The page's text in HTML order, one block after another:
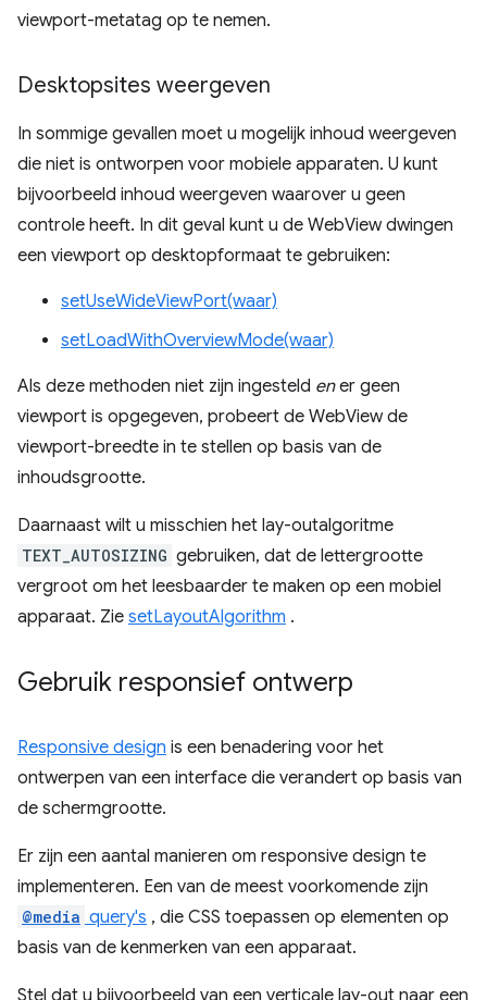
viewport-metatag op te nemen.
Desktopsites weergeven
In sommige gevallen moet u mogelijk inhoud weergeven
die niet is ontworpen voor mobiele apparaten. U kunt
bijvoorbeeld inhoud weergeven waarover u geen
controle heeft. In dit geval kunt u de WebView dwingen
een viewport op desktopformaat te gebruiken:
setUseWideViewPort(waar)
setLoadWithOverviewMode(waar)
Als deze methoden niet zijn ingesteld ener geen
viewport is opgegeven, probeert de WebView de
viewport-breedte in te stellen op basis van de
inhoudsgrootte.
Daarnaast wilt u misschien het lay-outalgoritme
TEXT_AUTOSIZING gebruiken, dat de lettergrootte
vergroot om het leesbaarder te maken op een mobiel
apparaat. Zie setLayoutAlgorithm .
Gebruik responsief ontwerp
Responsive design is een benadering voor het
ontwerpen van een interface die verandert op basis van
de schermgrootte.
Er zijn een aantal manieren om responsive design te
implementeren. Een van de meest voorkomende zijn
@media query's , die CSS toepassen op elementen op
basis van de kenmerken van een apparaat.
Stel dat u bijvoorbeeld van een verticale lay-out naar een